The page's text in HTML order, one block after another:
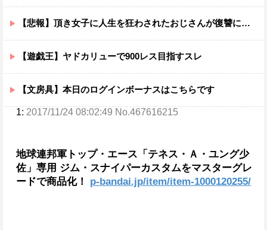
【悲報】頂き女子に人生を狂わされたおじさんが復讐にすべてを捧げるヱロゲが発売ｗｗｗｗｗ
【遊戯王】ヤドカリューで900レス目指すスレ
【文房具】本日のログインボーナスはこちらです
1: 2017/11/24 08:02:49 No.467616215
地球連邦軍トップ・エース「テネス・Ａ・ユング少
佐」専用 ジム・スナイパーカスタムをマスターグレ
ードで商品化！ p-bandai.jp/item/item-1000120255/